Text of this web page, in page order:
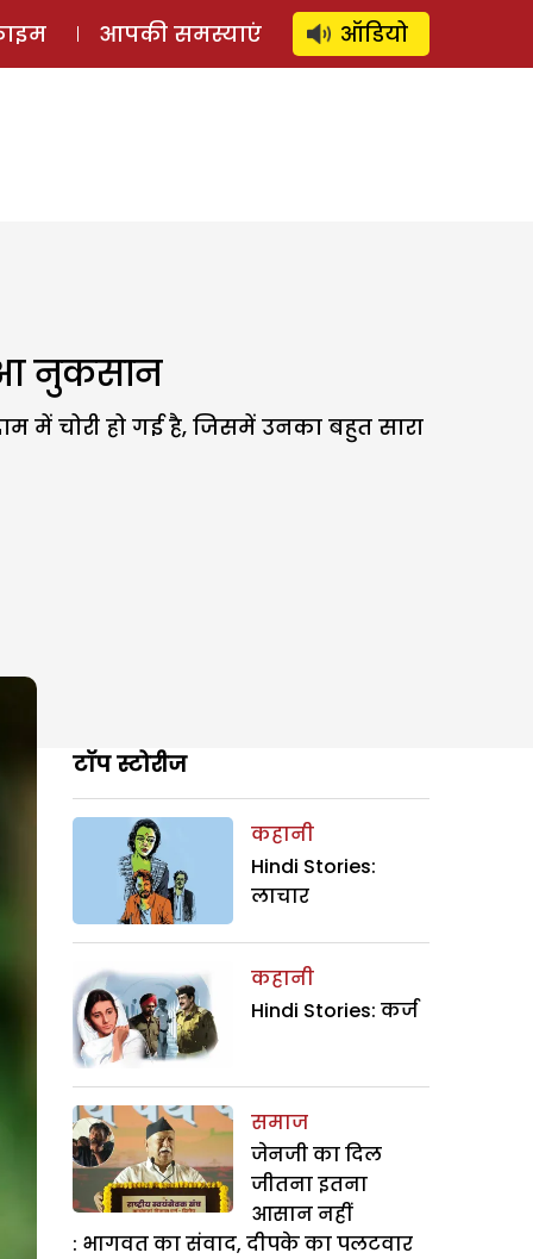
लॉग इन ⚲ SUBSCRIBE
आपकी समस्याएं ऑडियो
नुकसान
में चोरी हो गई है, जिसमें उनका बहुत सारा
टॉप स्टोरीज
कहानी
Hindi Stories:
लाचार
कहानी
Hindi Stories: कर्ज
समाज
जेनजी का दिल
जीतना इतना
आसान नहीं
: भागवत का संवाद, दीपके का पलटवार